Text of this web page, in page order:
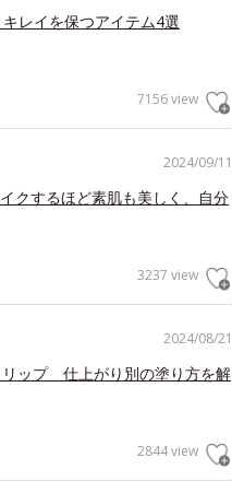
レイを保つアイテム4選
7156 view
2024/09/11
クするほど素肌も美しく、自分
3237 view
2024/08/21
ップ 仕上がり別の塗り方を解
2844 view